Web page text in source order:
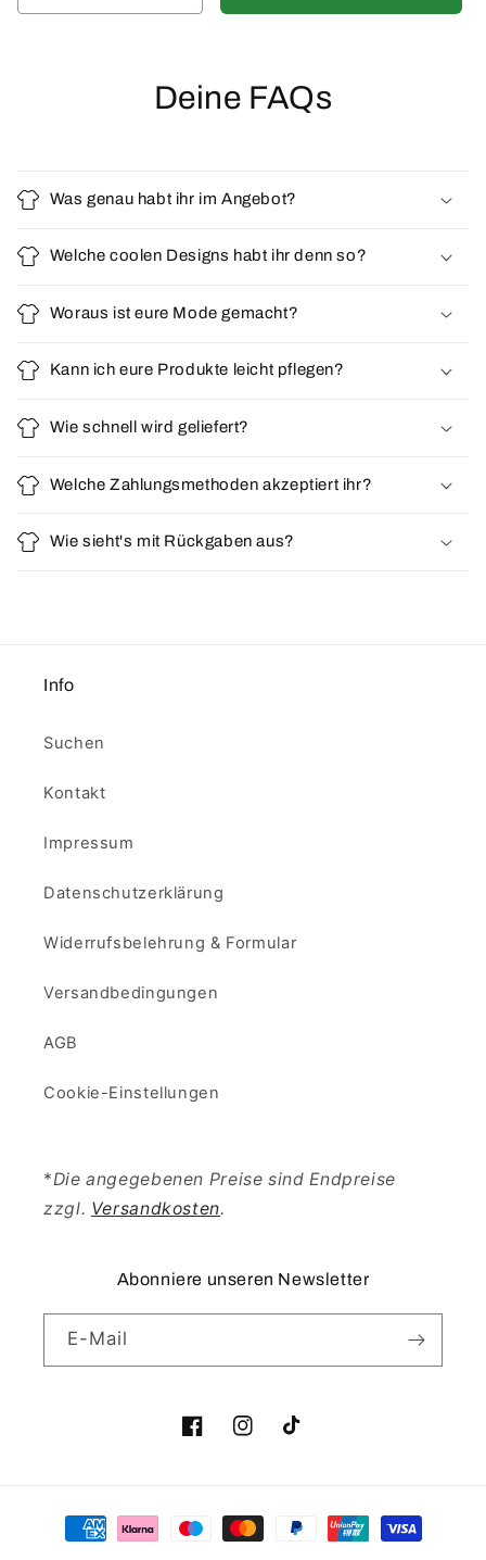
Deine FAQs
Was genau habt ihr im Angebot?
Welche coolen Designs habt ihr denn so?
Woraus ist eure Mode gemacht?
Kann ich eure Produkte leicht pflegen?
Wie schnell wird geliefert?
Welche Zahlungsmethoden akzeptiert ihr?
Wie sieht's mit Rückgaben aus?
Info
Suchen
Kontakt
Impressum
Datenschutzerklärung
Widerrufsbelehrung & Formular
Versandbedingungen
AGB
Cookie-Einstellungen
*Die angegebenen Preise sind Endpreise
zzgl. Versandkosten.
Abonniere unseren Newsletter
E-Mail
FacebookInstagramTikTok
Zahlungsmethoden